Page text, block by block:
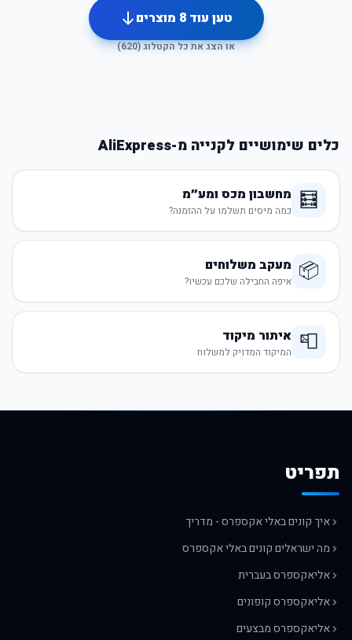
טען עוד8 מוצרים
או הצג את כל הקטלוג (620
)
כלים שימושיים לקנייה מ-AliExpress
🧮 מחשבון מכס ומע״מ
כמה מיסים תשלמו על ההזמנה?
📦 מעקב משלוחים
איפה החבילה שלכם עכשיו?
📮 איתור מיקוד
המיקוד המדויק למשלוח
תפריט
איך קונים באלי אקספרס - מדריך
מה ישראלים קונים באלי אקספרס
אליאקספרס בעברית
אליאקספרס קופונים
אליאקספרס מבצעים